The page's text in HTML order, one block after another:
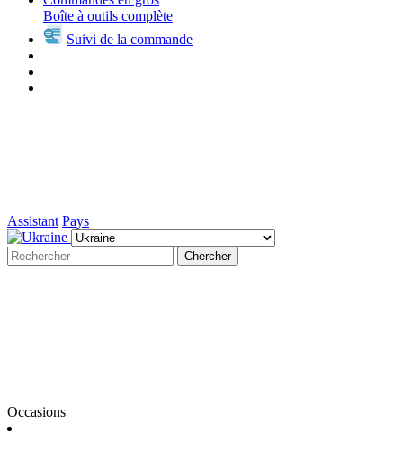
Boîte à outils complète
Suivi de la commande
Assistant Pays
Chercher
Occasions